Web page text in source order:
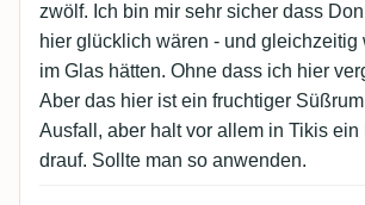
zwölf. Ich bin mir sehr sicher dass
hier glücklich wären - und gleichzeitig
im Glas hätten. Ohne dass ich hier
Aber das hier ist ein fruchtiger
Ausfall, aber halt vor allem in Tikis ein
drauf. Sollte man so anwenden.